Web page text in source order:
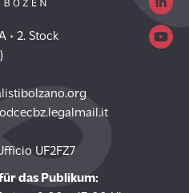
• 2. Stock
UF2FZ7
das Publikum: